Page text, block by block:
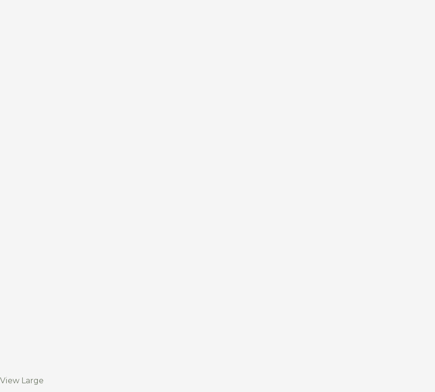
View Large